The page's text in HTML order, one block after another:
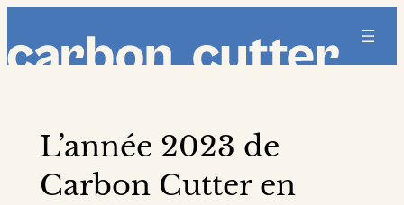
contenu
L’année 2023 de
Carbon Cutter en